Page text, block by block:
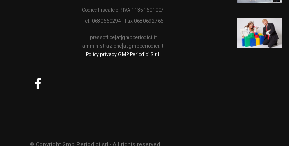
Codice Fiscale e P.IVA 11351601007
Tel. 0680660294 - Fax 0680692766
pressoffice[at]gmpperiodici.it
amministrazione[at]gmpperiodici.it
Policy privacy GMP Periodici S.r.l.
© Copyright Gmp Periodici srl - All rights reserved